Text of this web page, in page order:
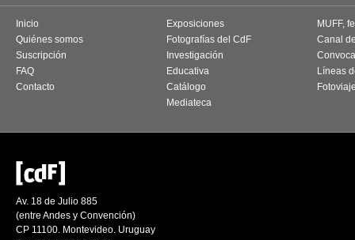
Inicio
Quiénes somos
Suscripción
FAQ
Contacto
Exposiciones
Fotografías del CdF
Investigación
Educativa
Catálogo
Mediateca
MUFF,
Canal
Líneas
Av. 18 de Julio 885
(entre Andes y Convención)
CP 11100. Montevideo. Uruguay